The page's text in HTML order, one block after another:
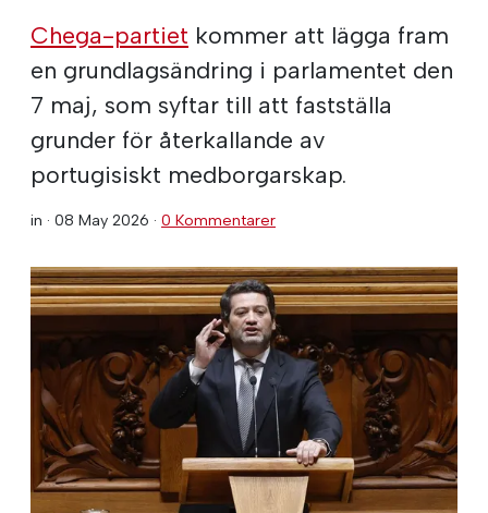
Chega-partiet kommer att lägga fram
en grundlagsändring i parlamentet den
7 maj, som syftar till att fastställa
grunder för återkallande av
portugisiskt medborgarskap.
in · 08 May 2026 · 0 Kommentarer